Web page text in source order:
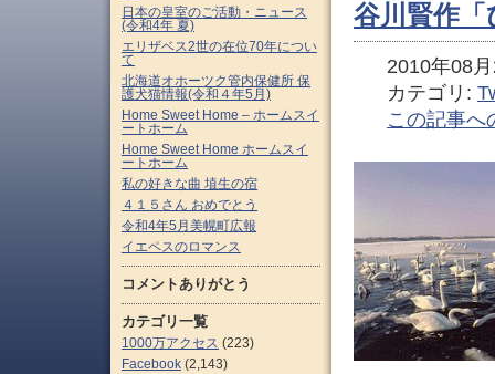
谷川賢作
2010年08
カテゴリ:
この記事へ
日本の皇室のご活動・ニュース
(令和4年 夏)
エリザベス2世の在位70年につい
て
北海道オホーツク管内保健所 保
護犬猫情報(令和４年5月)
Home Sweet Home – ホームスイ
ートホーム
Home Sweet Home ホームスイ
ートホーム
私の好きな曲 埴生の宿
４１５さん おめでとう
令和4年5月美幌町広報
イエペスのロマンス
コメントありがとう
カテゴリ一覧
1000万アクセス (223)
Facebook (2,143)